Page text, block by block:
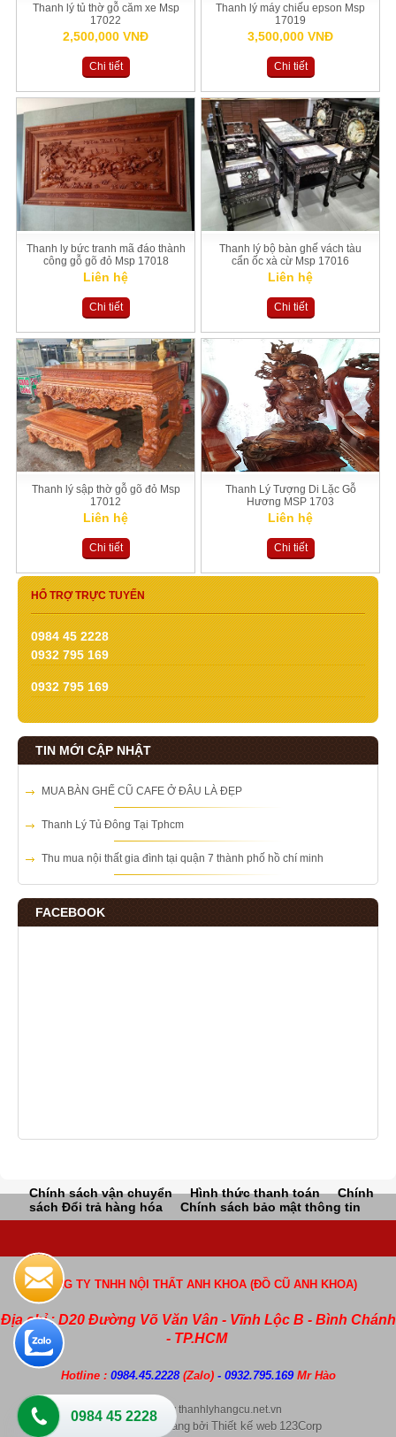
Thanh lý tủ thờ gỗ căm xe Msp
17022
2,500,000 VNĐ
Chi tiết
Thanh lý máy chiếu epson Msp
17019
3,500,000 VNĐ
Chi tiết
Thanh ly bức tranh mã đáo thành
công gỗ gõ đỏ Msp 17018
Liên hệ
Chi tiết
Thanh lý bộ bàn ghế vách tàu
cẩn ốc xà cừ Msp 17016
Liên hệ
Chi tiết
Thanh lý sập thờ gỗ gõ đỏ Msp
17012
Liên hệ
Chi tiết
Thanh Lý Tượng Di Lặc Gỗ
Hương MSP 1703
Liên hệ
Chi tiết
HỔ TRỢ TRỰC TUYẾN
0984 45 2228
0932 795 169
0932 795 169
TIN MỚI CẬP NHẬT
MUA BÀN GHẾ CŨ CAFE Ở ĐÂU LÀ ĐẸP
Thanh Lý Tủ Đông Tại Tphcm
Thu mua nội thất gia đình tại quận 7 thành phố hồ chí minh
FACEBOOK
Chính sách vận chuyển Hình thức thanh toán
Chính
sách Đổi trả hàng hóa
Chính sách bảo mật thông tin
CÔNG TY TNHH NỘI THẤT ANH KHOA (ĐỒ CŨ ANH KHOA)
Địa chỉ : D20 Đường Võ Văn Vân - Vĩnh Lộc B - Bình Chánh
- TP.HCM
Hotline : 0984.45.2228 (Zalo) - 0932.795.169 Mr Hào
Copyright by thanhlyhangcu.net.vn
Thiết kế web bán hàng bởi Thiết kế web 123Corp
0984 45 2228